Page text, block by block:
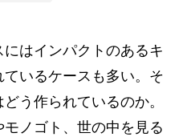
はインパクトのあるキ
いるケースも多い。そ
う作られているのか。
モノゴト、世の中を見る